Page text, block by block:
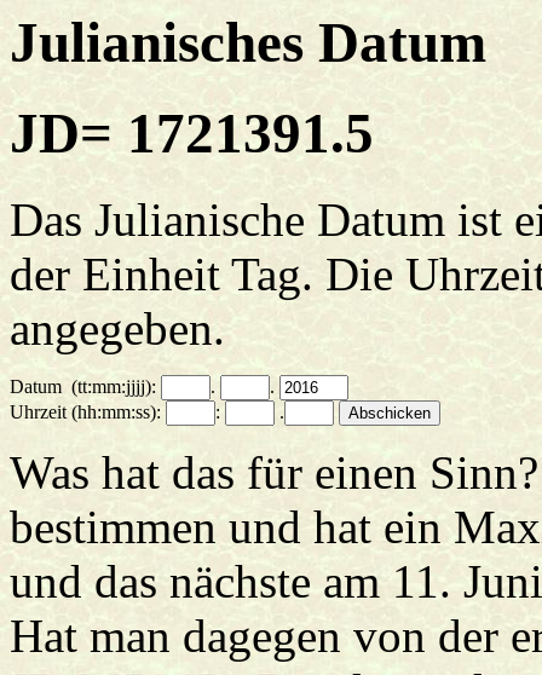
Julianisches Datum
JD= 1721391.5
Das Julianische Datum ist
der Einheit Tag. Die
angegeben.
Datum (tt:mm:jjjj): .
.
Uhrzeit (hh:mm:ss):
: . Abschicken
Was hat das für einen
bestimmen und hat ein
und das nächste am 11.
Hat man dagegen von der